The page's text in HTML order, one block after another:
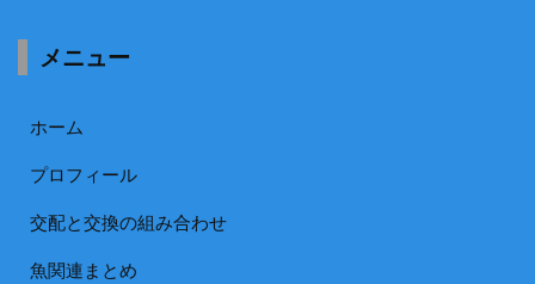
メニュー
ホーム
プロフィール
交配と交換の組み合わせ
魚関連まとめ